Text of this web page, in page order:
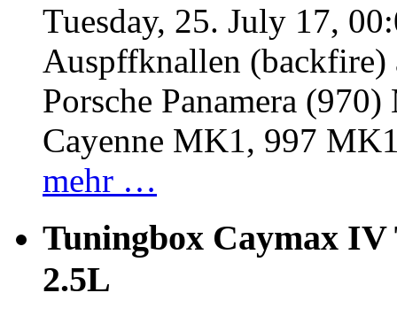
Tuesday, 25. July 17,
Auspffknallen
Porsche Panamera
Cayenne MK1, 997
mehr …
Tuningbox Caymax IV
2.5L